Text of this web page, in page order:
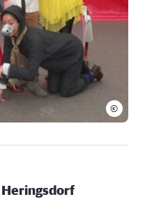
©
Heringsdorf